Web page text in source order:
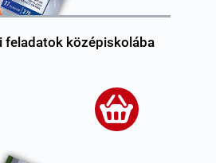
feladatok középiskolába